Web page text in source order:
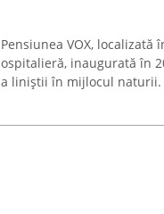
Pensiunea VOX,
ospitalieră, inaugurată în
a liniștii în mijlocul naturii.